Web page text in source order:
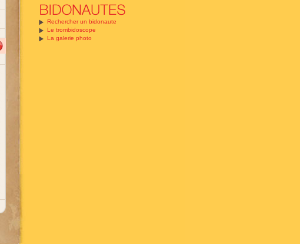
Rechercher un bidonaute
Le trombidoscope
La galerie photo